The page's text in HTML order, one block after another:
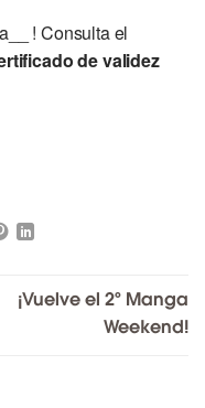
! Consultael
de validez
¡Vuelve el 2º Manga
Weekend!